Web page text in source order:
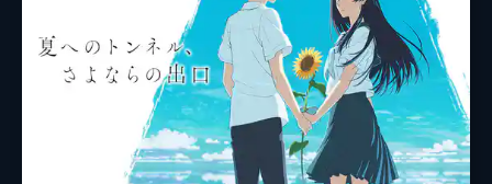
薮下維也
熊谷宜和